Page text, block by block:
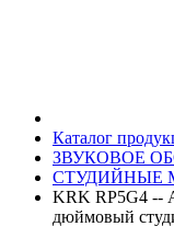
Каталог
ЗВУКОВОЕ
СТУДИЙНЫЕ
KRK RP5G4 --
дюймовый